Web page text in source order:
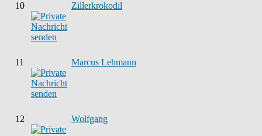
10 Zillerkrokodil
11 Marcus Lehmann
12 Wolfgang